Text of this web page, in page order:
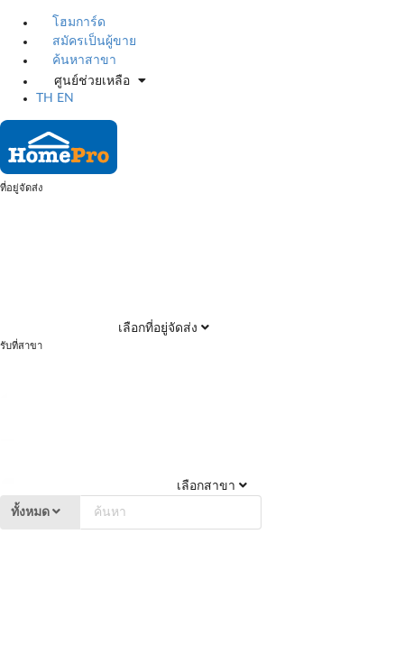
โฮมการ์ด
สมัครเป็นผู้ขาย
ค้นหาสาขา
ศูนย์ช่วยเหลือ
TH
EN
ที่อยู่จัดส่ง
เลือกที่อยู่จัดส่ง
รับที่สาขา
เลือกสาขา
ทั้งหมด